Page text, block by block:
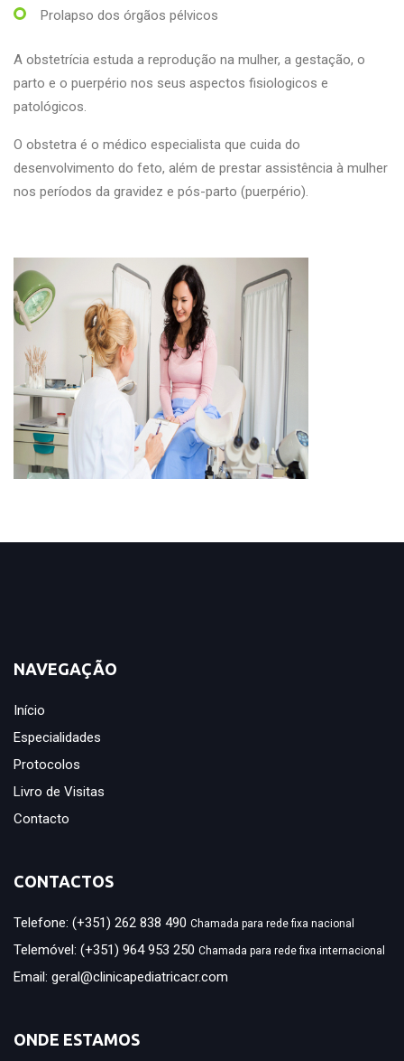
Prolapso dos órgãos pélvicos
A obstetrícia estuda a reprodução na mulher, a gestação, o
parto e o puerpério nos seus aspectos fisiologicos e
patológicos.
O obstetra é o médico especialista que cuida do
desenvolvimento do feto, além de prestar assistência à mulher
nos períodos da gravidez e pós-parto (puerpério).
NAVEGAÇÃO
Início
Especialidades
Protocolos
Livro de Visitas
Contacto
CONTACTOS
Telefone: (+351) 262 838 490 Chamada para rede fixa nacional
Telemóvel: (+351) 964 953 250 Chamada para rede fixa internacional
Email: geral@clinicapediatricacr.com
ONDE ESTAMOS